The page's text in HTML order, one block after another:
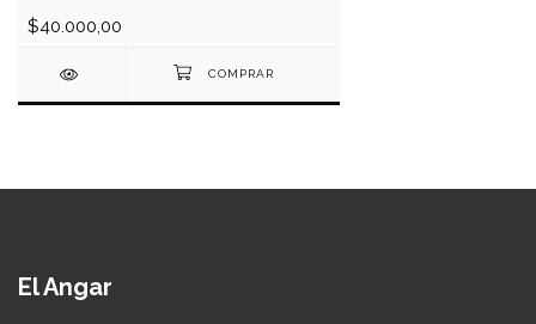
$40.000,00
El Angar